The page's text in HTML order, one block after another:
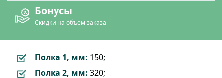
Бонусы
Скидки на объем заказа
Полка 1, мм: 150;
Полка 2, мм: 320;